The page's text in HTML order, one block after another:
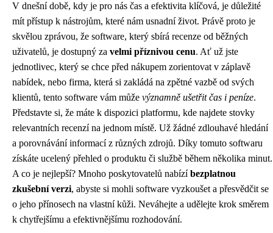
V dnešní době, kdy je pro nás čas a efektivita klíčová, je důležité
mít přístup k nástrojům, které nám usnadní život. Právě proto je
skvělou zprávou, že software, který sbírá recenze od běžných
uživatelů, je dostupný za velmi příznivou cenu. Ať už jste
jednotlivec, který se chce před nákupem zorientovat v záplavě
nabídek, nebo firma, která si zakládá na zpětné vazbě od svých
klientů, tento software vám může významně ušetřit čas i peníze.
Představte si, že máte k dispozici platformu, kde najdete stovky
relevantních recenzí na jednom místě. Už žádné zdlouhavé hledání
a porovnávání informací z různých zdrojů. Díky tomuto softwaru
získáte ucelený přehled o produktu či službě během několika minut.
A co je nejlepší? Mnoho poskytovatelů nabízíbezplatnou
zkušební verzi, abyste si mohli software vyzkoušet a přesvědčit se
o jeho přínosech na vlastní kůži. Neváhejte a udělejte krok směrem
k chytřejšímu a efektivnějšímu rozhodování.